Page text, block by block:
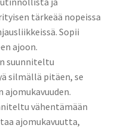
tärkeää nopeissa
Sopii
ajoon.
suunniteltu
silmällä pitäen, se
vähentämään
ajomukavuutta,